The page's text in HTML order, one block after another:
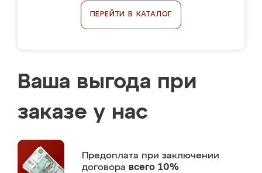
ПЕРЕЙТИ В КАТАЛОГ
Ваша выгода при
заказе у нас
Предоплата при заключении
договора всего 10%